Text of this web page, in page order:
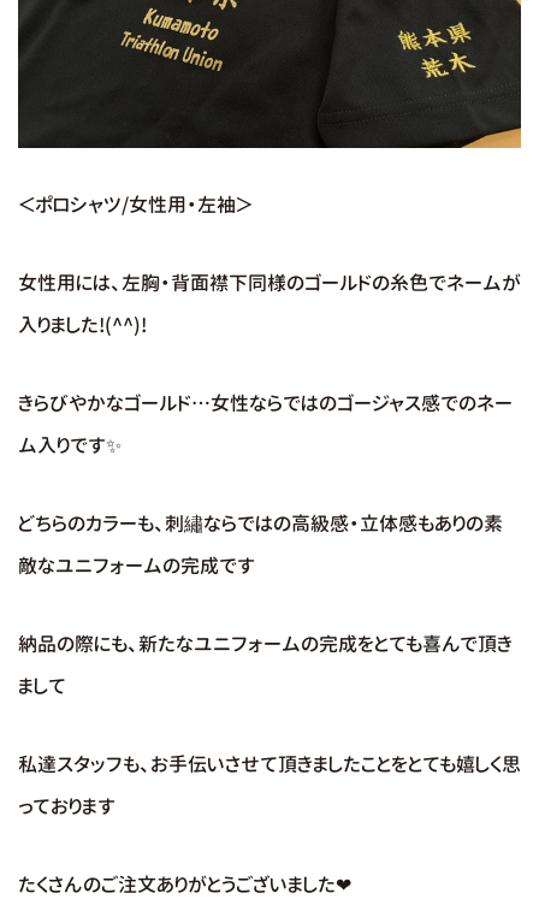
＜ポロシャツ/女性用・左袖＞
女性用には、左胸・背面襟下同様のゴールドの糸色でネームが
入りました!(^^)!
きらびやかなゴールド…女性ならではのゴージャス感でのネー
ム入りです✨
どちらのカラーも、刺繡ならではの高級感・立体感もありの素
敵なユニフォームの完成です
納品の際にも、新たなユニフォームの完成をとても喜んで頂き
まして
私達スタッフも、お手伝いさせて頂きましたことをとても嬉しく思
っております
たくさんのご注文ありがとうございました❤